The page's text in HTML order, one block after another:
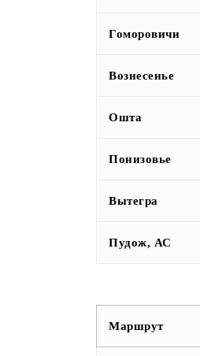
Гоморовичи
Вознесенье
Ошта
Понизовье
Вытегра
Пудож, АС
Маршрут